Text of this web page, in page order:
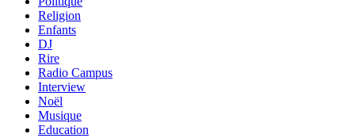
Religion
Enfants
DJ
Rire
Radio Campus
Interview
Noël
Musique
Education